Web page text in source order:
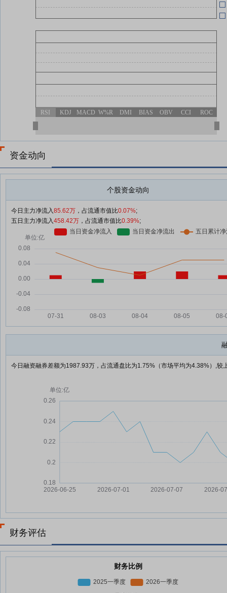
RSI KDJ MACD W%R DMI BIAS OBV CCI ROC
资金动向
个股资金动向
今日主力净流入85.62万 ，占流通市值比0.07%;
五日主力净流入458.42万 ，占流通市值比0.39%;
今日融资融券差额为1987.93万，占流通盘比为1.75%（市场平均为4.38%）,较
财务评估
财务比例